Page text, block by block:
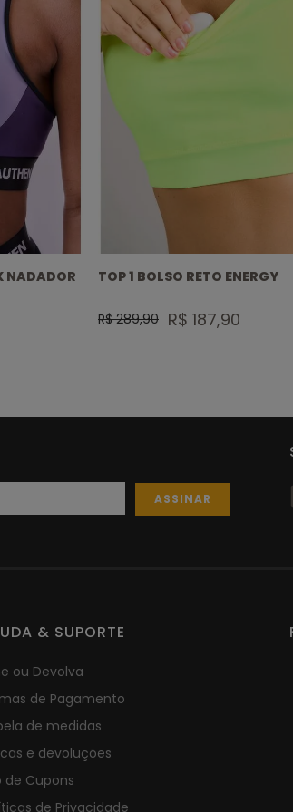
NADADOR TOP 1 BOLSO RETO ENERGY
R$ 289,90 R$ 187,90
ASSINAR
& SUPORTE
ou Devolva
de Pagamento
de medidas
e devoluções
de Cupons
de Privacidade